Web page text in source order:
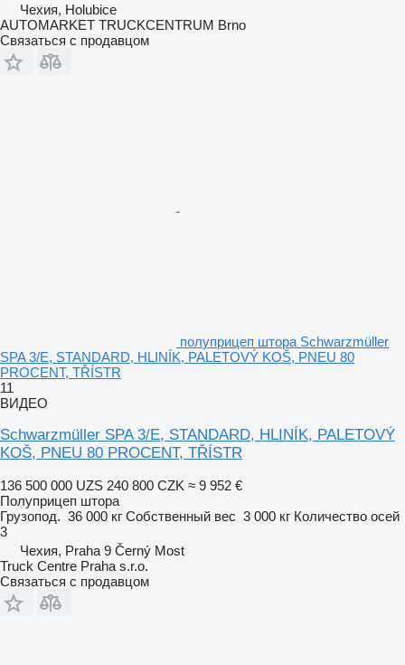
Чехия, Holubice
AUTOMARKET TRUCKCENTRUM Brno
Связаться с продавцом
полуприцеп штора Schwarzmüller
SPA 3/E, STANDARD, HLINÍK, PALETOVÝ KOŠ, PNEU 80
PROCENT, TŘÍSTR
11
ВИДЕО
Schwarzmüller SPA 3/E, STANDARD, HLINÍK, PALETOVÝ
KOŠ, PNEU 80 PROCENT, TŘÍSTR
136 500 000 UZS 240 800 CZK ≈ 9 952 €
Полуприцеп штора
Грузопод. 36 000 кг Собственный вес 3 000 кг Количество осей
3
Чехия, Praha 9 Černý Most
Truck Centre Praha s.r.o.
Связаться с продавцом